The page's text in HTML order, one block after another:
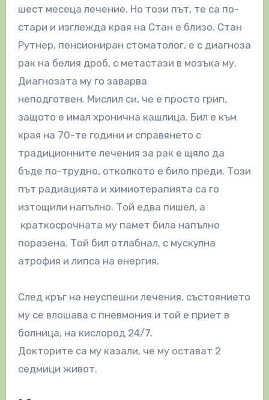
шест месеца лечение. Но този път, те са по-
стари и изглежда края на Стан е близо. Стан
Рутнер, пенсиониран стоматолог, е с диагноза
рак на белия дроб, с метастази в мозъка му.
Диагнозата му го заварва
неподготвен. Мислил си, че е просто грип,
защото е имал хронична кашлица. Бил е към
края на 70-те години и справянето с
традиционните лечения за рак е щяло да
бъде по-трудно, отколкото е било преди. Този
път радиацията и химиотерапията са го
изтощили напълно. Той едва пишел, а
краткосрочната му памет била напълно
поразена. Той бил отлабнал, с мускулна
атрофия и липса на енергия.
След кръг на неуспешни лечения, състоянието
му се влошава с пневмония и той е приет в
болница, на кислород 24/7.
Докторите са му казали, че му остават 2
седмици живот.